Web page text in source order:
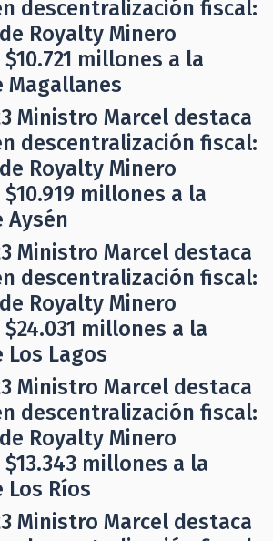
descentralización fiscal:
Royalty Minero
millones a la
Magallanes
Ministro Marcel destaca
descentralización fiscal:
Royalty Minero
millones a la
Aysén
Ministro Marcel destaca
descentralización fiscal:
Royalty Minero
millones a la
Los Lagos
Ministro Marcel destaca
descentralización fiscal:
Royalty Minero
millones a la
Los Ríos
Ministro Marcel destaca